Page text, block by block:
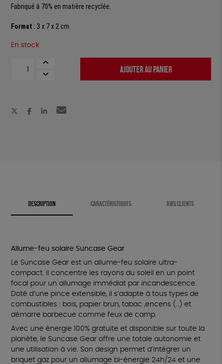
Fabriqué à 70% en matière recyclée.
Format : 3 x 7 x 2 cm.
En stock
AJOUTER AU PANIER
DESCRIPTION CARACTÉRISTIQUES AVIS CLIENTS
Allume-feu solaire Suncase Gear
Le Suncase Gear est un allume-feu solaire ultra-
compact. Il concentre les rayons du soleil en un point
focal pour un allumage immédiat par incandescence.
Doté d’une pince extensible, il s’adapte à tous types de
combustibles : bois, papier brun, tabac ,encens (…) et
démarre barbecue comme feux de camp.
Avec une énergie 100% gratuite et disponible sur toute la
planète, le Suncase Gear offre une totale autonomie et
une utilisation à vie. Son design permet d’intégrer un
briquet gaz pour un allumage bi-énergie 24h/24 et une